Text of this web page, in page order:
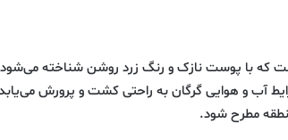
است که با پوست نازک و رنگ زرد روشن شناخته
آب و هوایی گرگان به راحتی کشت و پرورش
مطرح شود.